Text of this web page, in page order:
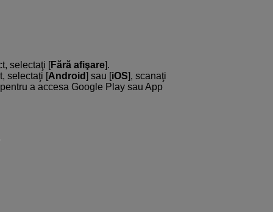
selectaţi [Fără afişare].
selectaţi [Android] sau [iOS], scanaţi
a accesa Google Play sau App